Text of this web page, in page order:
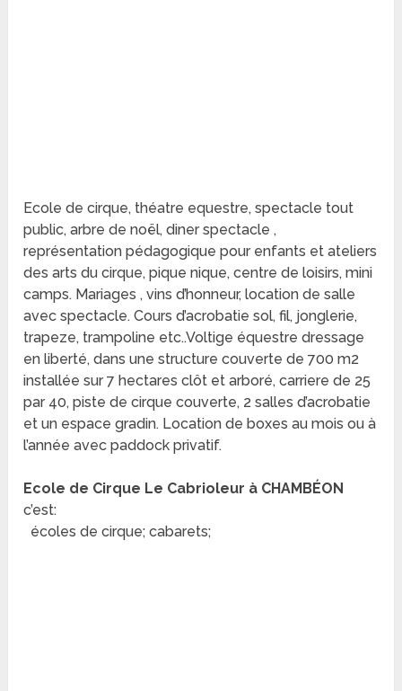
Ecole de cirque, théatre equestre, spectacle tout
public, arbre de noël, diner spectacle ,
représentation pédagogique pour enfants et ateliers
des arts du cirque, pique nique, centre de loisirs, mini
camps. Mariages , vins d’honneur, location de salle
avec spectacle. Cours d’acrobatie sol, fil, jonglerie,
trapeze, trampoline etc..Voltige équestre dressage
en liberté, dans une structure couverte de 700 m2
installée sur 7 hectares clôt et arboré, carriere de 25
par 40, piste de cirque couverte, 2 salles d’acrobatie
et un espace gradin. Location de boxes au mois ou à
l’année avec paddock privatif.
Ecole de Cirque Le Cabrioleur à CHAMBÉON
c’est:
écoles de cirque; cabarets;